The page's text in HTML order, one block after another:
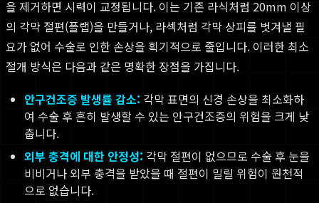
을 제거하면 시력이 교정됩니다. 이는 기존 라식처럼 20mm 이상
의 각막 절편(플랩)을 만들거나, 라섹처럼 각막 상피를 벗겨낼 필
요가 없어 수술로 인한 손상을 획기적으로 줄입니다. 이러한 최소
절개 방식은 다음과 같은 명확한 장점을 가집니다.
안구건조증 발생률 감소: 각막 표면의 신경 손상을 최소화하
여 수술 후 흔히 발생할 수 있는 안구건조증의 위험을 크게 낮
춥니다.
외부 충격에 대한 안정성: 각막 절편이 없으므로 수술 후 눈을
비비거나 외부 충격을 받았을 때 절편이 밀릴 위험이 원천적
으로 없습니다.